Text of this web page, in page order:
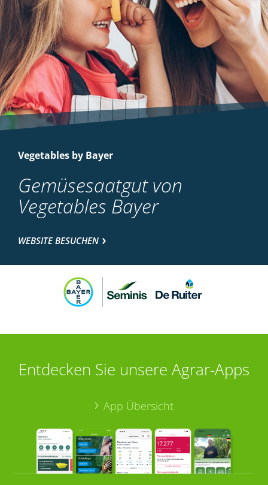
Vegetables by Bayer
Gemüsesaatgut von
Vegetables Bayer
WEBSITE BESUCHEN
Entdecken Sie unsere Agrar-Apps
App Übersicht